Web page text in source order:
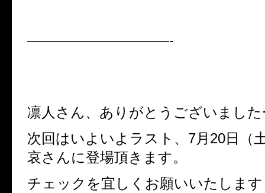
——————————-
凛人さん、ありがとうございました
次回はいよいよラスト、7月20日（
哀さんに登場頂きます。
チェックを宜しくお願いいたしま